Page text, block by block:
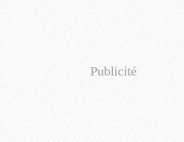
Publicité